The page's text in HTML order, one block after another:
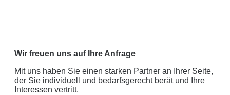
Wir freuen uns auf Ihre Anfrage
Mit uns haben Sie einen starken Partner an Ihrer Seite,
der Sie individuell und bedarfsgerecht berät und Ihre
Interessen vertritt.